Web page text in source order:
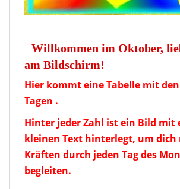
Willkommen im Oktober,
am Bildschirm!
Hier kommt eine Tabelle mit
Tagen .
Hinter jeder Zahl ist ein Bild mit
kleinen Text hinterlegt, um
Kräften durch jeden Tag des
begleiten.